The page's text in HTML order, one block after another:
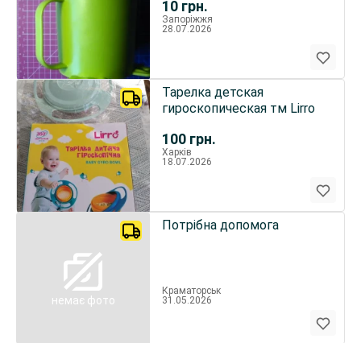
10 грн.
ІКЕА
Запоріжжя
28.07.2026
100 грн.
Тарелка детская
гироскопическая тм Lirro
Харків
18.07.2026
немає фото
Потрібна допомога
Краматорськ
31.05.2026